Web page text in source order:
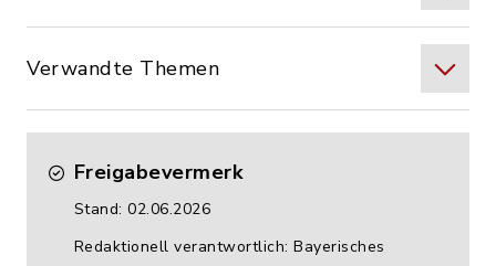
Verwandte Themen
Freigabevermerk
Stand: 02.06.2026
Redaktionell verantwortlich: Bayerisches